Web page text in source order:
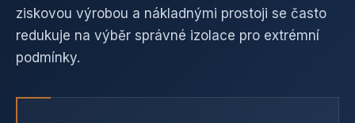
ziskovou výrobou a nákladnými prostoji se často
redukuje na výběr správné izolace pro extrémní
podmínky.